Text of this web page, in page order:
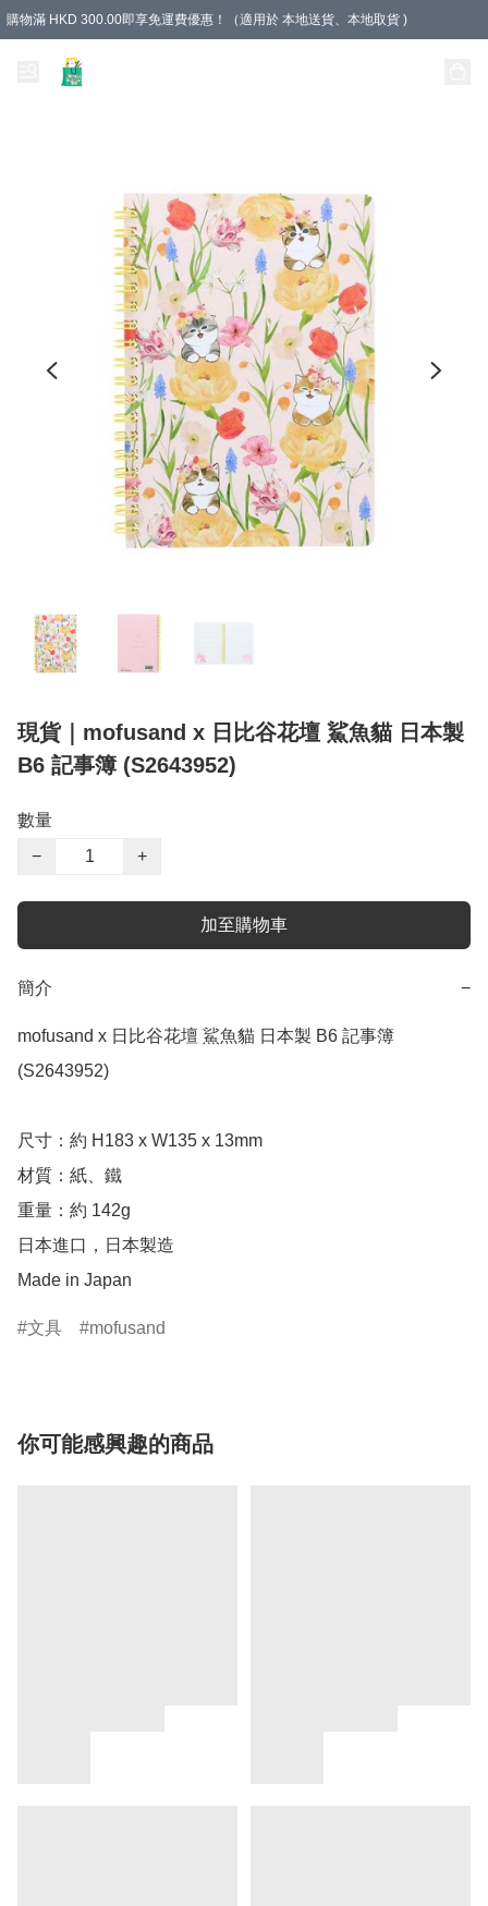
購物滿 HKD 300.00即享免運費優惠！（適用於 本地送貨、本地取貨 )
現貨｜mofusand x 日比谷花壇 鯊魚貓 日本製
B6 記事簿 (S2643952)
數量
−
+
加至購物車
簡介 −
mofusand x 日比谷花壇 鯊魚貓 日本製 B6 記事簿
(S2643952)
尺寸：約 H183 x W135 x 13mm
材質：紙、鐵
重量：約 142g
日本進口，日本製造
Made in Japan
文具 mofusand
你可能感興趣的商品